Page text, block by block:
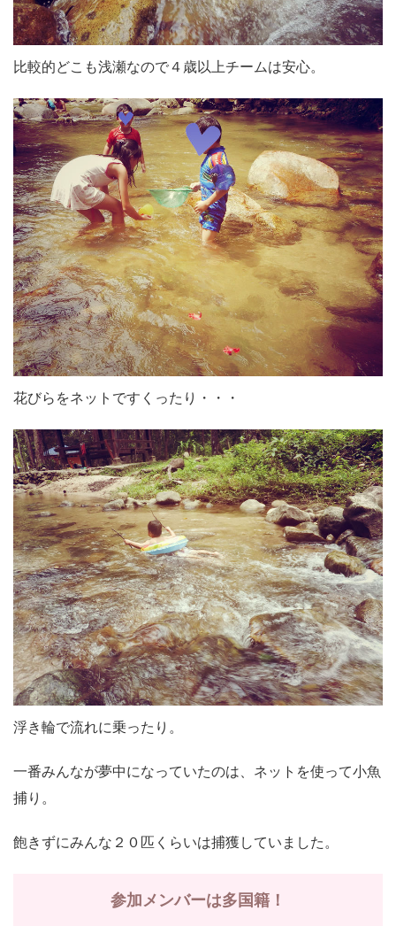
比較的どこも浅瀬なので４歳以上チームは安心。
花びらをネットですくったり・・・
浮き輪で流れに乗ったり。
一番みんなが夢中になっていたのは、ネットを使って小魚
捕り。
飽きずにみんな２０匹くらいは捕獲していました。
参加メンバーは多国籍！